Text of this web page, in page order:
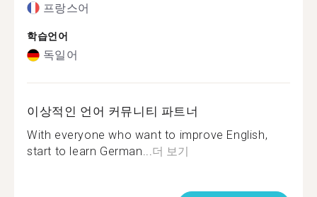
프랑스어
학습언어
독일어
이상적인 언어 커뮤니티 파트너
With everyone who want to improve English,
start to learn German...더 보기